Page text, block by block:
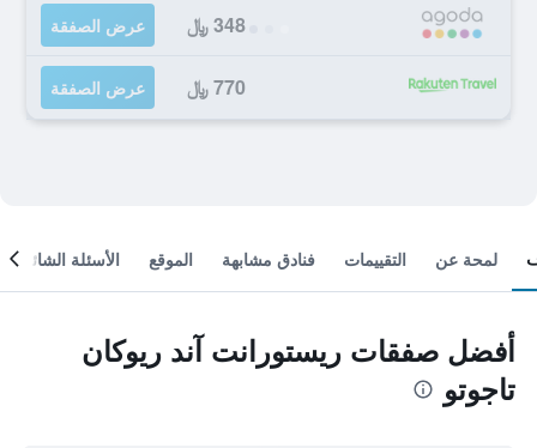
348 ﷼ عرض الصفقة
770 ﷼ عرض الصفقة
لمحة عن التقييمات فنادق مشابهة الموقع الأسئلة الشائعة
أفضل صفقات ريستورانت آند ريوكان
تاجوتو